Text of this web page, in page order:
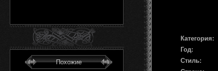
Похожие
Категория:
Год:
Стиль: